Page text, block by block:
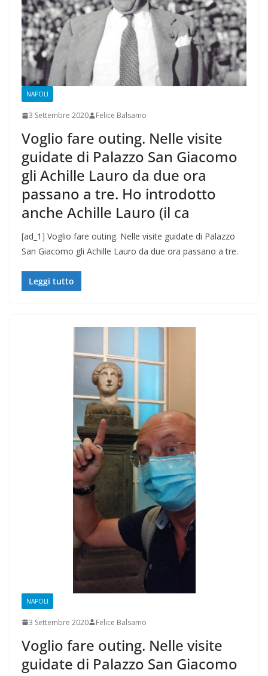
NAPOLI
3 Settembre 2020 Felice Balsamo
Voglio fare outing. Nelle visite
guidate di Palazzo San Giacomo
gli Achille Lauro da due ora
passano a tre. Ho introdotto
anche Achille Lauro (il ca
[ad_1] Voglio fare outing. Nelle visite guidate di Palazzo
San Giacomo gli Achille Lauro da due ora passano a tre.
Leggi tutto
NAPOLI
3 Settembre 2020 Felice Balsamo
Voglio fare outing. Nelle visite
guidate di Palazzo San Giacomo